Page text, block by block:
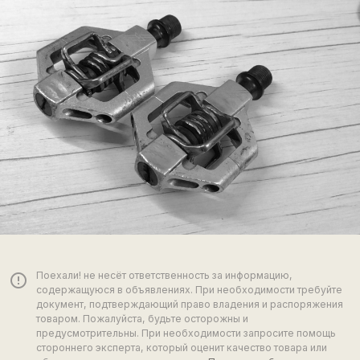
error_outline
Поехали! не несёт ответственность за информацию,
содержащуюся в объявлениях. При необходимости требуйте
документ, подтверждающий право владения и распоряжения
товаром. Пожалуйста, будьте осторожны и
предусмотрительны. При необходимости запросите помощь
стороннего эксперта, который оценит качество товара или